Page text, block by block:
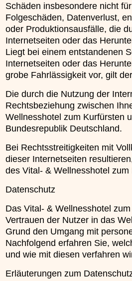
Schäden insbesondere nicht
Folgeschäden, Datenverlust,
oder Produktionsausfälle, die
Internetseiten oder das
Liegt bei einem entstandenen
Internetseiten oder das
grobe Fahrlässigkeit vor, gilt
Die durch die Nutzung der
Rechtsbeziehung zwischen
Wellnesshotel zum Kurfürsten
Bundesrepublik Deutschland.
Bei Rechtsstreitigkeiten mit
dieser Internetseiten
des Vital- & Wellnesshotel
Datenschutz
Das Vital- & Wellnesshotel
Vertrauen der Nutzer in das
Grund den Umgang mit
Nachfolgend erfahren Sie,
und wie mit diesen verfahren
Erläuterungen zum